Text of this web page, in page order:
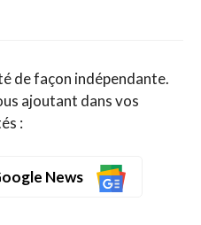
de façon indépendante.
ajoutant dans vos
:
News